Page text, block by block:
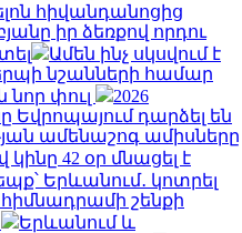
հիվանդանոցից
իր ձեռքով որդու
Ամեն ինչ սկսվում է
նշանների համար
նոր փուլ
2026
Եվրոպայում դարձել են
ամենաշոգ ամիսները
42 օր մնացել է
Երևանում․ կոտրել
հիմնադրամի շենքի
Երևանում և